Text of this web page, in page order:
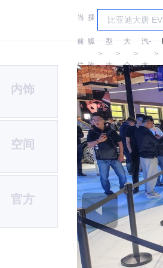
当
前
位
置:
搜
狐
汽
车
＞
车
型
大
全
＞
大
众
＞
一
汽-
大
众
＞
内饰
空间
官方